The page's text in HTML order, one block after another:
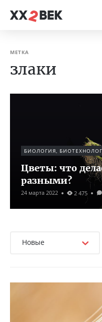
МЕТКА
злаки
БИОЛОГИЯ,
Цветы: что
разными?
24 марта 2022 2 475
Новые